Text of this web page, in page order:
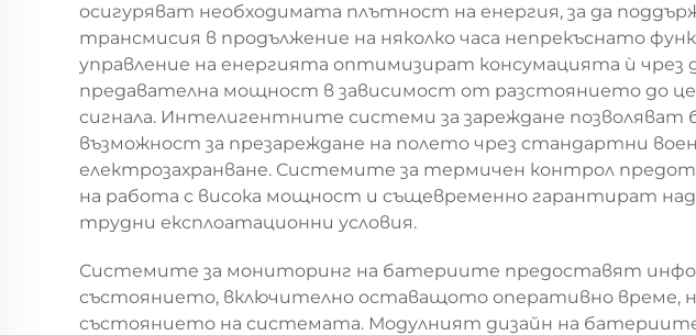
осигуряват необходимата плътност на енергия, за да
трансмисия в продължение на няколко часа непрекъснато
управление на енергията оптимизират консумацията ѝ чрез
предавателна мощност в зависимост от разстоянието до
сигнала. Интелигентните системи за зареждане позволяват
възможност за презареждане на полето чрез стандартни
електрозахранване. Системите за термичен контрол
на работа с висока мощност и същевременно гарантират
трудни експлоатационни условия.
Системите за мониторинг на батериите предоставят
състоянието, включително оставащото оперативно време,
състоянието на системата. Модулният дизайн на